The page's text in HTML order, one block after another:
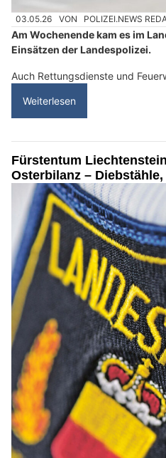
03.05.26 VON POLIZEI.NEWS
Am Wochenende kam es im
Einsätzen der Landespolizei.
Auch Rettungsdienste und
Weiterlesen
Fürstentum
Osterbilanz –